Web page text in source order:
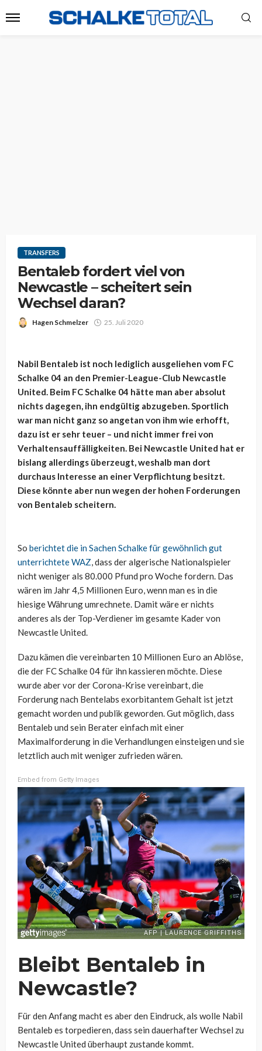
TRANSFERS
Bentaleb fordert viel von
Newcastle – scheitert sein
Wechsel daran?
Hagen Schmelzer 25. Juli 2020
Nabil Bentaleb ist noch lediglich ausgeliehen vom FC
Schalke 04 an den Premier-League-Club Newcastle
United. Beim FC Schalke 04 hätte man aber absolut
nichts dagegen, ihn endgültig abzugeben. Sportlich
war man nicht ganz so angetan von ihm wie erhofft,
dazu ist er sehr teuer – und nicht immer frei von
Verhaltensauffälligkeiten. Bei Newcastle United hat er
bislang allerdings überzeugt, weshalb man dort
durchaus Interesse an einer Verpflichtung besitzt.
Diese könnte aber nun wegen der hohen Forderungen
von Bentaleb scheitern.
So berichtet die in Sachen Schalke für gewöhnlich gut
unterrichtete WAZ, dass der algerische Nationalspieler
nicht weniger als 80.000 Pfund pro Woche fordern. Das
wären im Jahr 4,5 Millionen Euro, wenn man es in die
hiesige Währung umrechnete. Damit wäre er nichts
anderes als der Top-Verdiener im gesamte Kader von
Newcastle United.
Dazu kämen die vereinbarten 10 Millionen Euro an Ablöse,
die der FC Schalke 04 für ihn kassieren möchte. Diese
wurde aber vor der Corona-Krise vereinbart, die
Forderung nach Bentelabs exorbitantem Gehalt ist jetzt
gemacht worden und publik geworden. Gut möglich, dass
Bentaleb und sein Berater einfach mit einer
Maximalforderung in die Verhandlungen einsteigen und sie
letztlich auch mit weniger zufrieden wären.
Embed from Getty Images
Bleibt Bentaleb in
Newcastle?
Für den Anfang macht es aber den Eindruck, als wolle Nabil
Bentaleb es torpedieren, dass sein dauerhafter Wechsel zu
Newcastle United überhaupt zustande kommt.